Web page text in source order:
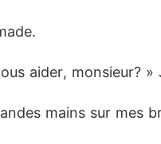
aider, monsieur?
mains sur mes